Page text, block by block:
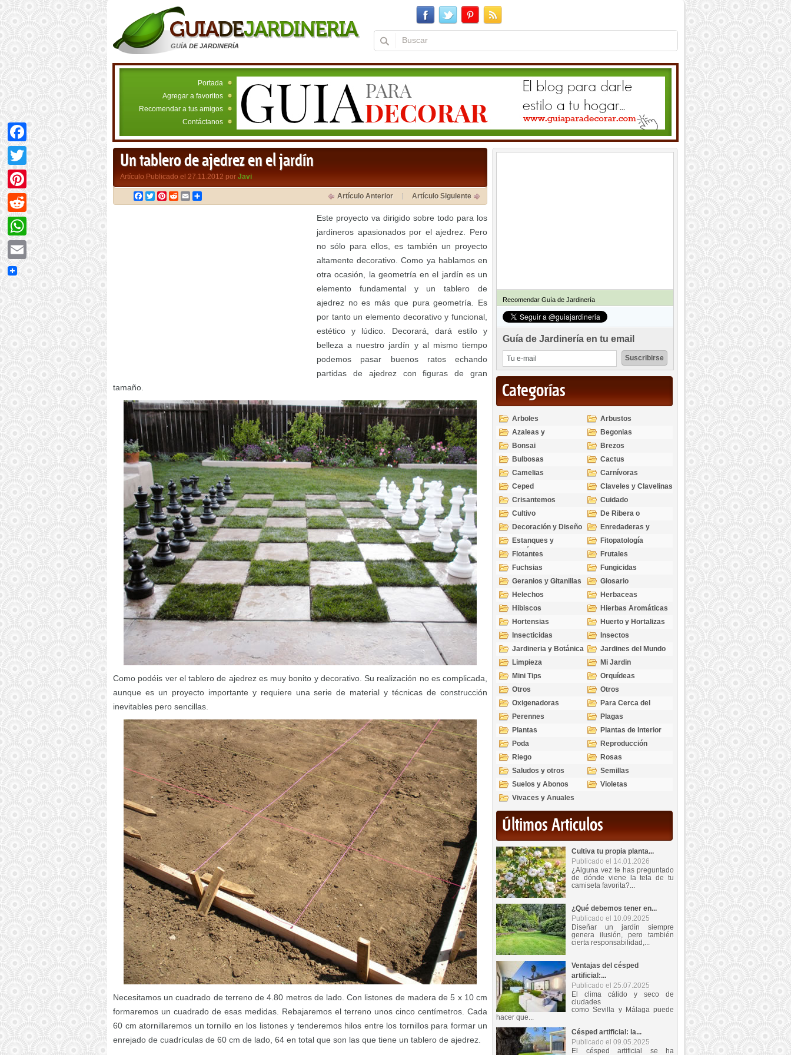
GUÍA DE JARDINERÍA
Portada
Agregar a favoritos
Recomendar a tus amigos
Contáctanos
Un tablero de ajedrez en el jardín
Artículo Publicado el 27.11.2012 por Javi
Facebook
TwitterPinterest
RedditEmail Artículo Anterior Artículo Siguiente
Este proyecto va dirigido sobre todo para los
jardineros apasionados por el ajedrez. Pero
no sólo para ellos, es también un proyecto
altamente decorativo. Como ya hablamos en
otra ocasión, la geometría en el jardín es un
elemento fundamental y un tablero de
ajedrez no es más que pura geometría. Es
por tanto un elemento decorativo y funcional,
estético y lúdico. Decorará, dará estilo y
belleza a nuestro jardín y al mismo tiempo
podemos pasar buenos ratos echando
partidas de ajedrez con figuras de gran
tamaño.
Como podéis ver el tablero de ajedrez es muy bonito y decorativo. Su realización no es complicada,
aunque es un proyecto importante y requiere una serie de material y técnicas de construcción
inevitables pero sencillas.
Necesitamos un cuadrado de terreno de 4.80 metros de lado. Con listones de madera de 5 x 10 cm
formaremos un cuadrado de esas medidas. Rebajaremos el terreno unos cinco centímetros. Cada
60 cm atornillaremos un tornillo en los listones y tenderemos hilos entre los tornillos para formar un
enrejado de cuadrículas de 60 cm de lado, 64 en total que son las que tiene un tablero de ajedrez.
Recomendar Guía de Jardinería
Guía de Jardinería en tu email
Categorías
Arboles
Arbustos
Azaleas y
Rododendros
Begonias
Bonsai
Brezos
Bulbosas
Cactus
Camelias
Carnívoras
Ceped
Claveles y Clavelinas
Crisantemos
Cuidado
Cultivo
De Ribera o
Palustres
Decoración y Diseño
Enredaderas y
cubresuelos
Estanques y
Acuáticas
Fitopatología
Flotantes
Frutales
Fuchsias
Fungicidas
Geranios y Gitanillas
Glosario
Helechos
Herbaceas
Hibiscos
Hierbas Aromáticas
Hortensias
Huerto y Hortalizas
Insecticidas
Insectos
Jardineria y Botánica
Jardines del Mundo
Limpieza
Mi Jardin
Mini Tips
Orquídeas
Otros
Otros
Oxigenadoras
Para Cerca del
Estanque
Perennes
Plagas
Plantas
Plantas de Interior
Poda
Reproducción
Riego
Rosas
Saludos y otros
temas
Semillas
Suelos y Abonos
Violetas
Vivaces y Anuales
Últimos Articulos
Cultiva tu propia planta...
Publicado el 14.01.2026
¿Alguna vez te has preguntado
de dónde viene la tela de tu
camiseta favorita?...
¿Qué debemos tener en...
Publicado el 10.09.2025
Diseñar un jardín siempre
genera ilusión, pero también
cierta responsabilidad,...
Ventajas del césped
artificial:...
Publicado el 25.07.2025
El clima cálido y seco de
ciudades
como Sevilla y Málaga puede
hacer que...
Césped artificial: la...
Publicado el 09.05.2025
El césped artificial se ha
Facebook
Twitter
Pinterest
Reddit
WhatsApp
Email